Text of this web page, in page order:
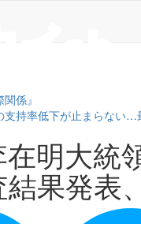
係』
支持率低下が止まらない
在明大統
果発表